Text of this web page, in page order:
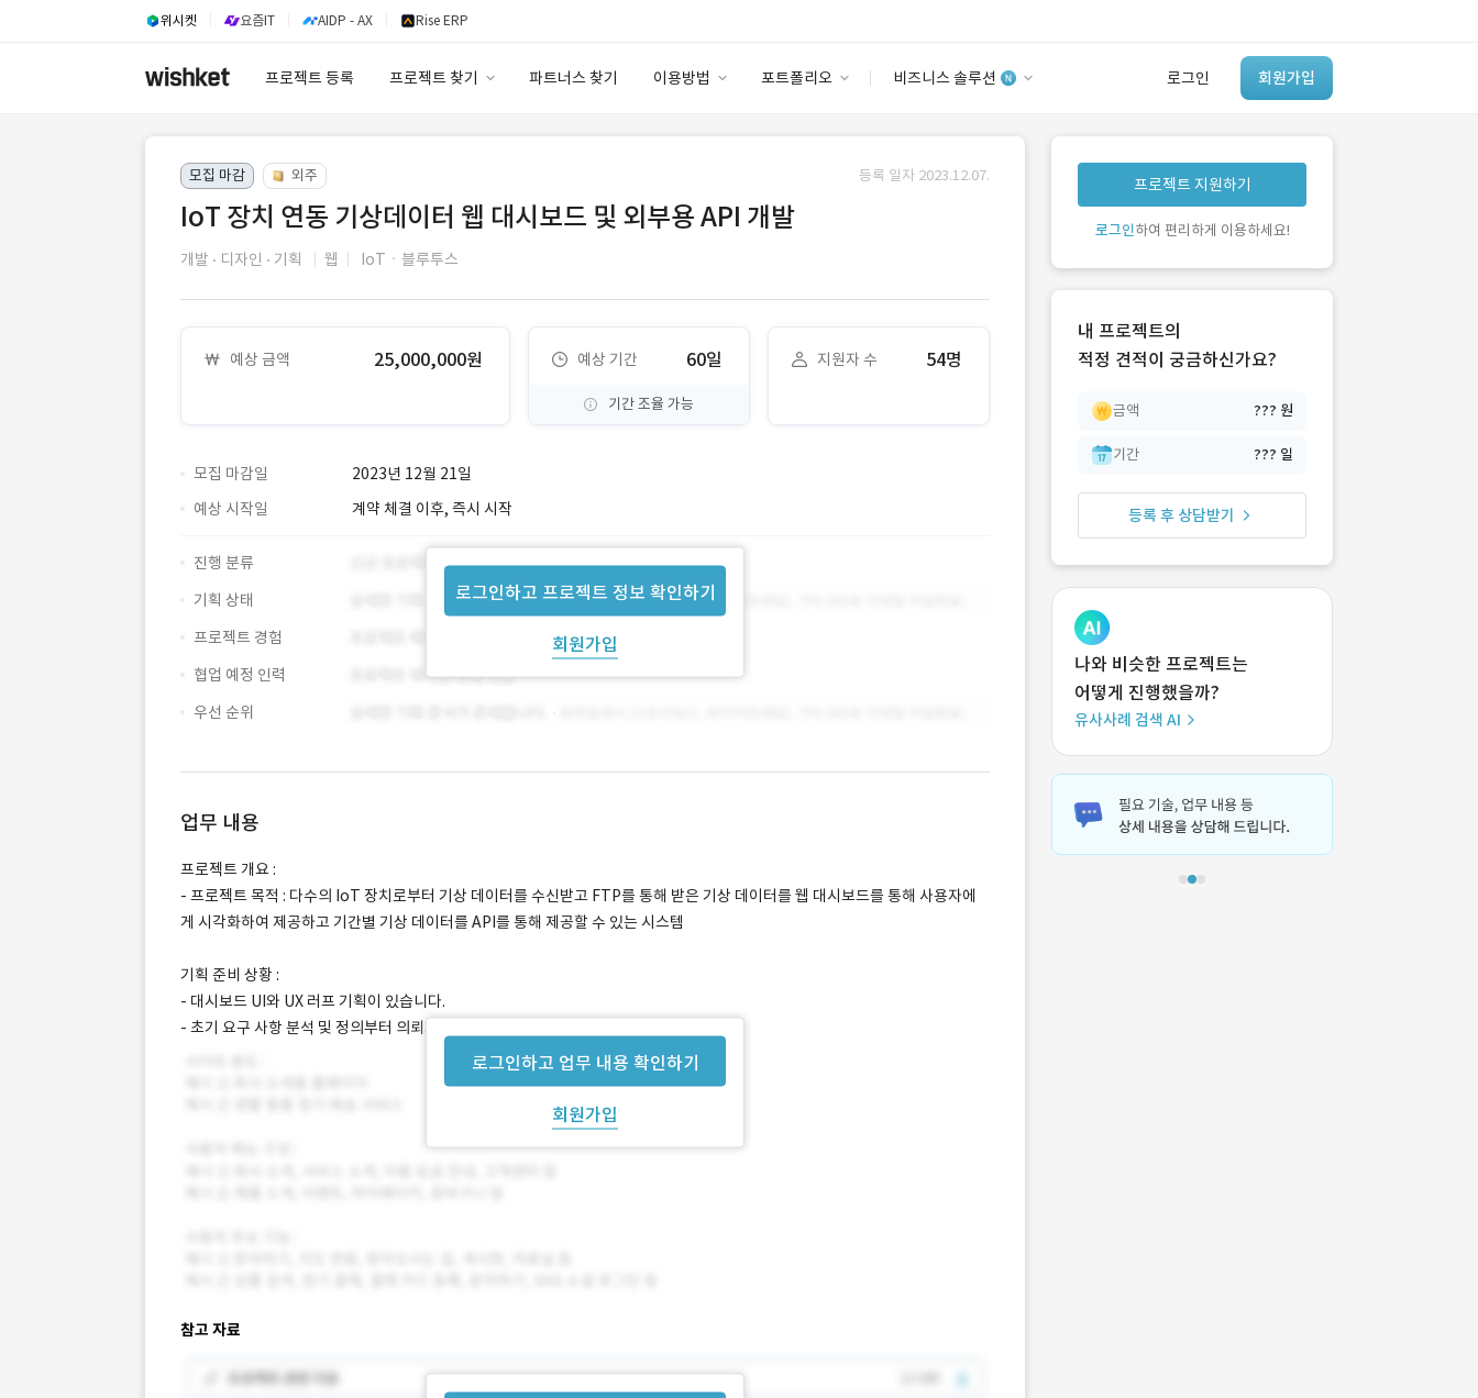
위시켓 요즘IT AIDP - AX Rise ERP
프로젝트 등록 프로젝트 찾기 파트너스 찾기 이용방법 포트폴리오 비즈니스 솔루션 로그인 회원가입
이용요금
고객센터
안심 코드 케어
유사사례 검색 AI
‘이런 거’ 만들어본
개발 회사 있어?
모집 마감 외주 등록 일자 2023.12.07.
IoT 장치 연동 기상데이터 웹 대시보드 및 외부용 API 개발
개발 디자인 기획 웹 IoTㆍ블루투스
예상 금액 25,000,000원 예상 기간 60일
기간 조율 가능
지원자 수 54명
모집 마감일 2023년 12월 21일
로그인하고 프로젝트 정보 확인하기
회원가입
예상 시작일 계약 체결 이후, 즉시 시작
진행 분류
기획 상태
프로젝트 경험
협업 예정 인력
우선 순위
업무 내용
로그인하고 업무 내용 확인하기
회원가입
프로젝트 개요 :
- 프로젝트 목적 : 다수의 IoT 장치로부터 기상 데이터를 수신받고 FTP를 통해 받은 기상 데이터를 웹 대시보드를 통해 사용자에
게 시각화하여 제공하고 기간별 기상 데이터를 API를 통해 제공할 수 있는 시스템
기획 준비 상황 :
- 대시보드 UI와 UX 러프 기획이 있습니다.
- 초기 요구 사항 분석 및 정의부터 의뢰드립니다.
참고 자료
프로젝트 지원하기
로그인하여 편리하게 이용하세요!
내 프로젝트의
적정 견적이 궁금하신가요?
금액 ??? 원
기간 ??? 일
등록 후 상담받기
나와 비슷한 프로젝트는
어떻게 진행했을까?
유사사례 검색 AI